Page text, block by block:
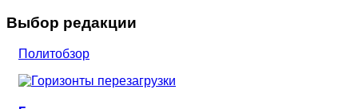
Выбор редакции
Политобзор